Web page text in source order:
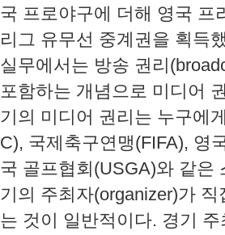
국 프로야구에 더해 영국 프
리그 유무선 중계권을 획득
실무에서는 방송 권리
포함하는 개념으로 미디어
기의 미디어 권리는 누구에
C), 국제축구연맹(FIFA), 영
국 골프협회(USGA)와 같은
기의 주최자(organizer)가
는 것이 일반적이다. 경기